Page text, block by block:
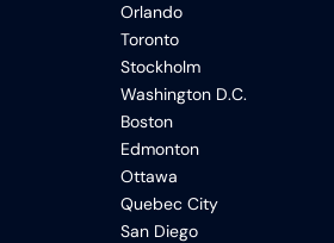
Orlando
Toronto
Stockholm
Washington D.C.
Boston
Edmonton
Ottawa
Quebec City
San Diego